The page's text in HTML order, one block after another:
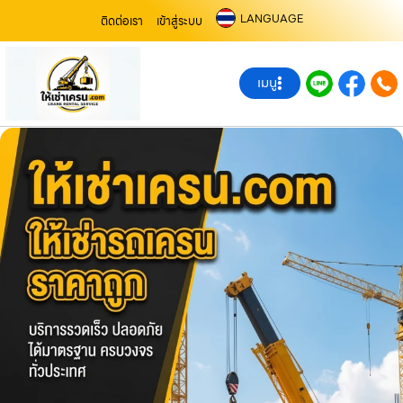
ติดต่อเรา เข้าสู่ระบบ LANGUAGE
เมนู